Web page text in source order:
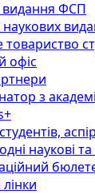
видання ФСП
наукових
офіс
з
наукові та